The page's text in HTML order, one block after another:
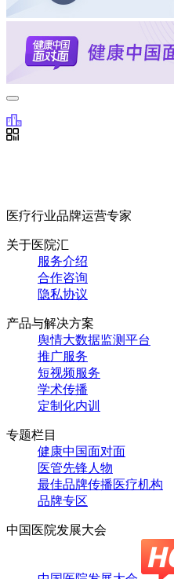
医疗行业品牌运营专家
关于医院汇
服务介绍
合作咨询
隐私协议
产品与解决方案
舆情大数据监测平台
推广服务
短视频服务
学术传播
定制化内训
专题栏目
健康中国面对面
医管先锋人物
最佳品牌传播医疗机构
品牌专区
中国医院发展大会